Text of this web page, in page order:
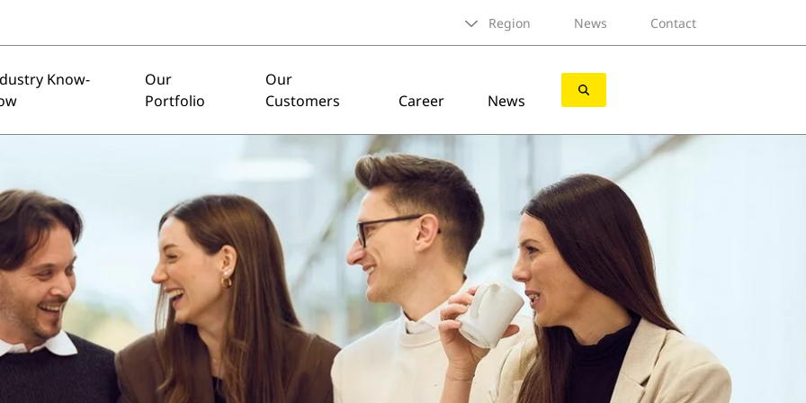
Region News Contact
Know-
Our
Portfolio
Our
Customers
Career News